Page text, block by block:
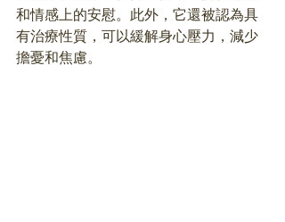
和情感上的安慰。此外，它還被認為具
有治療性質，可以緩解身心壓力，減少
擔憂和焦慮。